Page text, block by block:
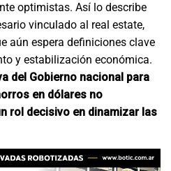
optimistas. Así lo describe
vinculado al real estate,
aún espera definiciones clave
y estabilización económica.
del Gobierno nacional para
en dólares no
rol decisivo en dinamizar las